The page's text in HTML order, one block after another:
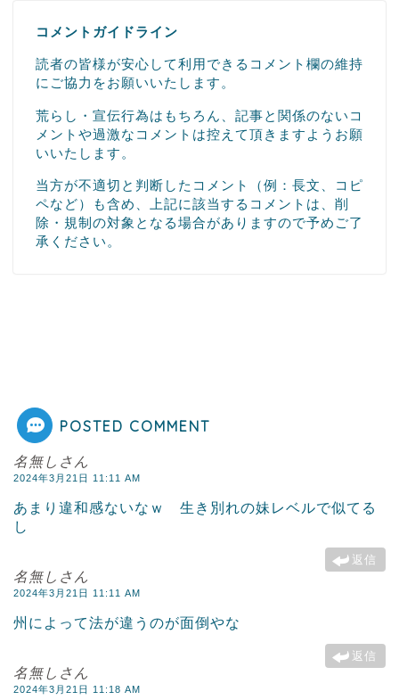
コメントガイドライン
読者の皆様が安心して利用できるコメント欄の維持
にご協力をお願いいたします。
荒らし・宣伝行為はもちろん、記事と関係のないコ
メントや過激なコメントは控えて頂きますようお願
いいたします。
当方が不適切と判断したコメント（例：長文、コピ
ペなど）も含め、上記に該当するコメントは、削
除・規制の対象となる場合がありますので予めご了
承ください。
POSTED COMMENT
名無しさん
2024年3月21日 11:11 AM
あまり違和感ないなｗ 生き別れの妹レベルで似てる
し
返信
名無しさん
2024年3月21日 11:11 AM
州によって法が違うのが面倒やな
返信
名無しさん
2024年3月21日 11:18 AM